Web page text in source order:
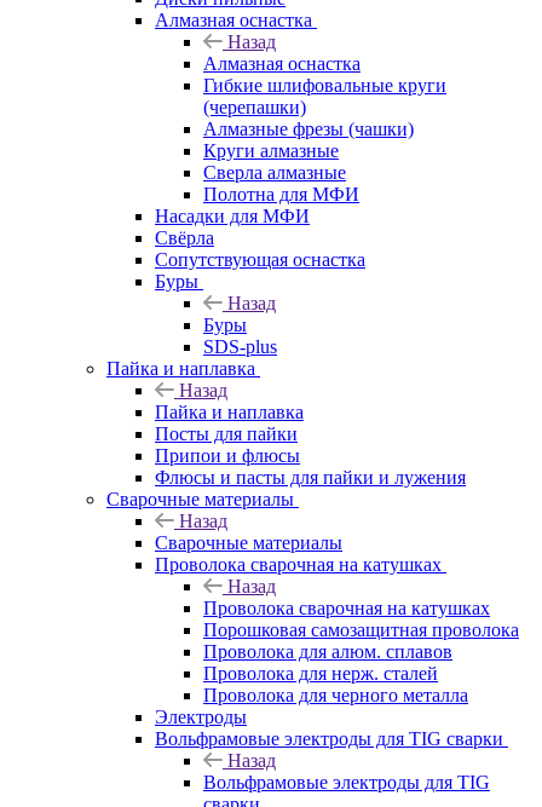
Алмазная оснастка
Назад
Алмазная оснастка
Гибкие шлифовальные круги
(черепашки)
Алмазные фрезы (чашки)
Круги алмазные
Сверла алмазные
Полотна для МФИ
Насадки для МФИ
Свёрла
Сопутствующая оснастка
Буры
Назад
Буры
SDS-plus
Пайка и наплавка
Назад
Пайка и наплавка
Посты для пайки
Припои и флюсы
Флюсы и пасты для пайки и лужения
Сварочные материалы
Назад
Сварочные материалы
Проволока сварочная на катушках
Назад
Проволока сварочная на катушках
Порошковая самозащитная проволока
Проволока для алюм. сплавов
Проволока для нерж. сталей
Проволока для черного металла
Электроды
Вольфрамовые электроды для TIG сварки
Назад
Вольфрамовые электроды для TIG